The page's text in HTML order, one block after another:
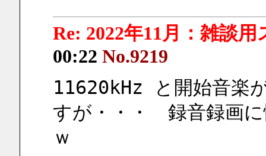
Re: 2022年11月：雑談
00:22 No.9219
11620kHz と開始音楽
すが・・・　録音録画
ｗ